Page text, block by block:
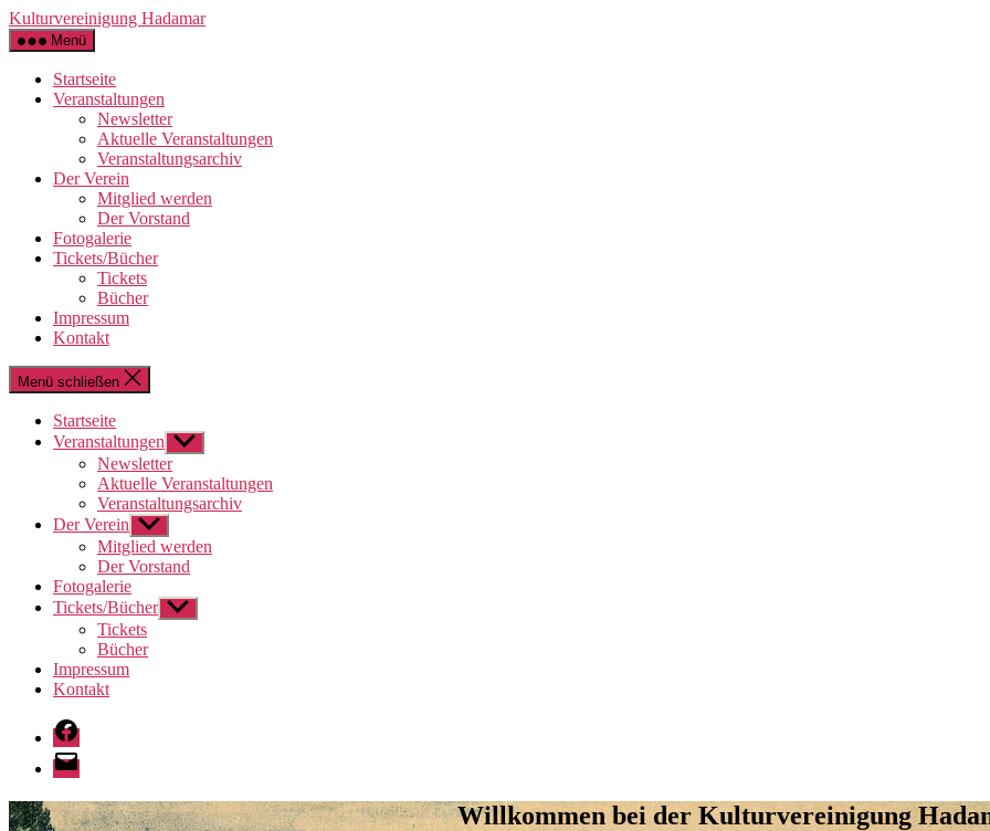
Zum
Inhalt
springen
Kulturvereinigung Hadamar
Menü
Startseite
Veranstaltungen
Newsletter
Aktuelle Veranstaltungen
Veranstaltungsarchiv
Der Verein
Mitglied werden
Der Vorstand
Fotogalerie
Tickets/Bücher
Tickets
Bücher
Impressum
Kontakt
Menü schließen
Startseite
Veranstaltungen Untermenü
anzeigen
Newsletter
Aktuelle Veranstaltungen
Veranstaltungsarchiv
Der Verein Untermenü
anzeigen
Mitglied werden
Der Vorstand
Fotogalerie
Tickets/Bücher Untermenü
anzeigen
Tickets
Bücher
Impressum
Kontakt
Facebook
E-
Mail
Willkommen bei der Kulturvereinigung